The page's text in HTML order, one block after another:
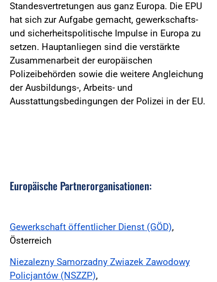
Standesvertretungen aus ganz Europa. Die EPU
hat sich zur Aufgabe gemacht, gewerkschafts-
und sicherheitspolitische Impulse in Europa zu
setzen. Hauptanliegen sind die verstärkte
Zusammenarbeit der europäischen
Polizeibehörden sowie die weitere Angleichung
der Ausbildungs-, Arbeits- und
Ausstattungsbedingungen der Polizei in der EU.
Europäische Partnerorganisationen:
Gewerkschaft öffentlicher Dienst (GÖD),
Österreich
Niezalezny Samorzadny Zwiazek Zawodowy
Policjantów (NSZZP),